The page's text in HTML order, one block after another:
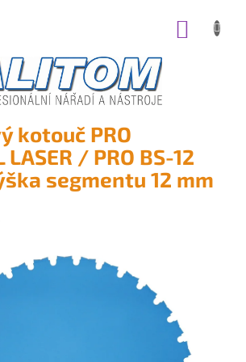
kotouč PRO
LASER / PRO BS-12
segmentu 12 mm